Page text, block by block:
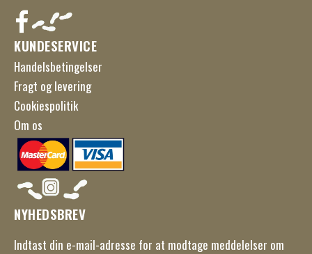
KUNDESERVICE
Handelsbetingelser
Fragt og levering
Cookiespolitik
Om os
NYHEDSBREV
Indtast din e-mail-adresse for at modtage meddelelser om